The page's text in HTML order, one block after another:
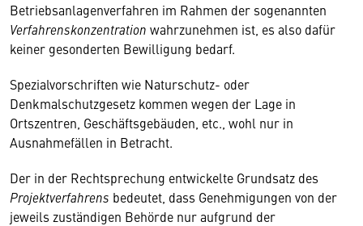
Betriebsanlagenverfahren im Rahmen der sogenannten
Verfahrenskonzentration wahrzunehmen ist, es also dafür
keiner gesonderten Bewilligung bedarf.
Spezialvorschriften wie Naturschutz- oder
Denkmalschutzgesetz kommen wegen der Lage in
Ortszentren, Geschäftsgebäuden, etc., wohl nur in
Ausnahmefällen in Betracht.
Der in der Rechtsprechung entwickelte Grundsatz des
Projektverfahrens bedeutet, dass Genehmigungen von der
jeweils zuständigen Behörde nur aufgrund der